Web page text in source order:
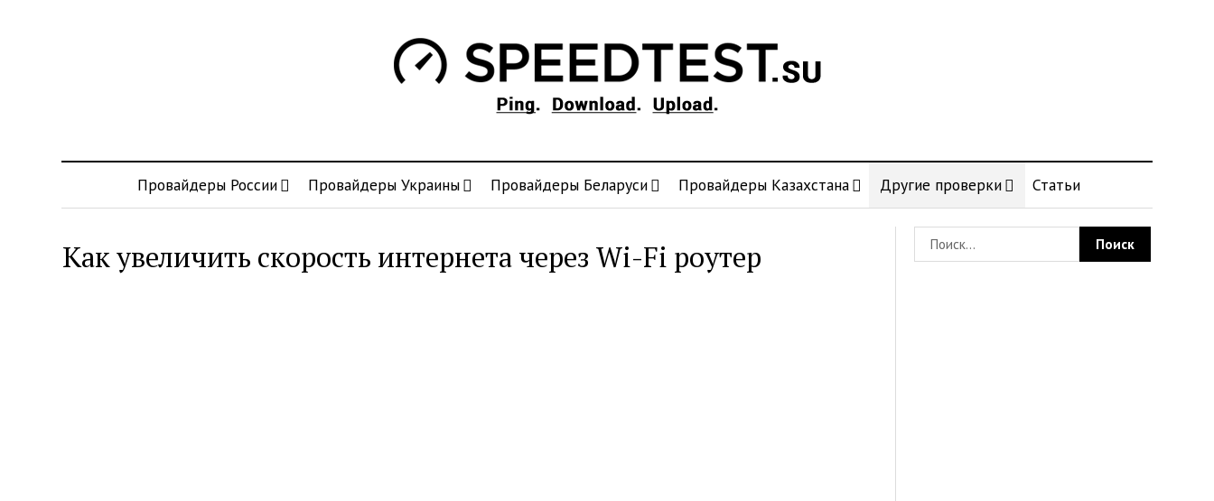
Провайдеры России Провайдеры Украины Провайдеры Беларуси Провайдеры Казахстана Другие проверки Статьи
Как увеличить скорость интернета через Wi-Fi роутер